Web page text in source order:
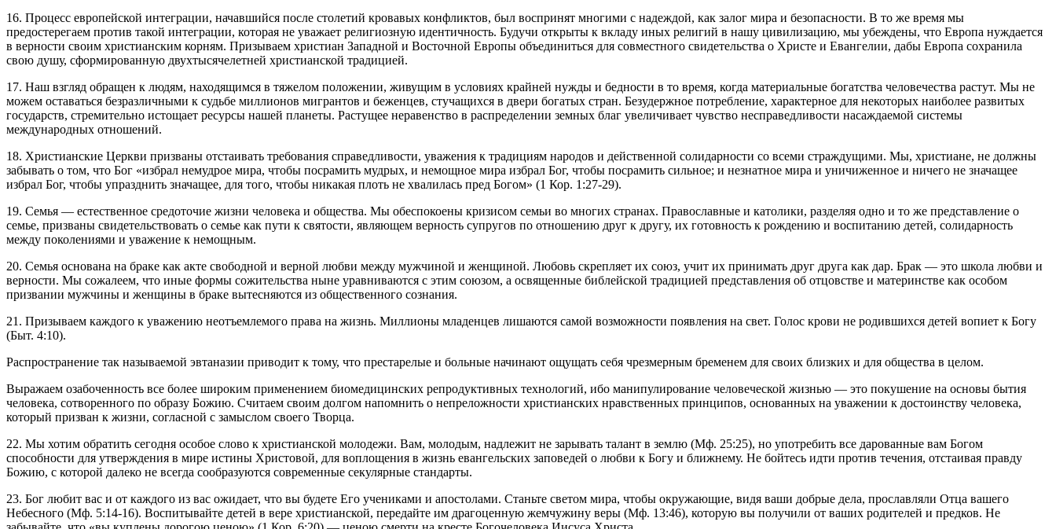
16. Процесс европейской интеграции, начавшийся после столетий кровавых конфликтов, был воспринят многими с надеждой, как залог мира и безопасности. В то же время мы
предостерегаем против такой интеграции, которая не уважает религиозную идентичность. Будучи открыты к вкладу иных религий в нашу цивилизацию, мы убеждены, что Европа нуждается
в верности своим христианским корням. Призываем христиан Западной и Восточной Европы объединиться для совместного свидетельства о Христе и Евангелии, дабы Европа сохранила
свою душу, сформированную двухтысячелетней христианской традицией.
17. Наш взгляд обращен к людям, находящимся в тяжелом положении, живущим в условиях крайней нужды и бедности в то время, когда материальные богатства человечества растут. Мы не
можем оставаться безразличными к судьбе миллионов мигрантов и беженцев, стучащихся в двери богатых стран. Безудержное потребление, характерное для некоторых наиболее развитых
государств, стремительно истощает ресурсы нашей планеты. Растущее неравенство в распределении земных благ увеличивает чувство несправедливости насаждаемой системы
международных отношений.
18. Христианские Церкви призваны отстаивать требования справедливости, уважения к традициям народов и действенной солидарности со всеми страждущими. Мы, христиане, не должны
забывать о том, что Бог «избрал немудрое мира, чтобы посрамить мудрых, и немощное мира избрал Бог, чтобы посрамить сильное; и незнатное мира и уничиженное и ничего не значащее
избрал Бог, чтобы упразднить значащее, для того, чтобы никакая плоть не хвалилась пред Богом» (1 Кор. 1:27-29).
19. Семья — естественное средоточие жизни человека и общества. Мы обеспокоены кризисом семьи во многих странах. Православные и католики, разделяя одно и то же представление о
семье, призваны свидетельствовать о семье как пути к святости, являющем верность супругов по отношению друг к другу, их готовность к рождению и воспитанию детей, солидарность
между поколениями и уважение к немощным.
20. Семья основана на браке как акте свободной и верной любви между мужчиной и женщиной. Любовь скрепляет их союз, учит их принимать друг друга как дар. Брак — это школа любви и
верности. Мы сожалеем, что иные формы сожительства ныне уравниваются с этим союзом, а освященные библейской традицией представления об отцовстве и материнстве как особом
призвании мужчины и женщины в браке вытесняются из общественного сознания.
21. Призываем каждого к уважению неотъемлемого права на жизнь. Миллионы младенцев лишаются самой возможности появления на свет. Голос крови не родившихся детей вопиет к Богу
(Быт. 4:10).
Распространение так называемой эвтаназии приводит к тому, что престарелые и больные начинают ощущать себя чрезмерным бременем для своих близких и для общества в целом.
Выражаем озабоченность все более широким применением биомедицинских репродуктивных технологий, ибо манипулирование человеческой жизнью — это покушение на основы бытия
человека, сотворенного по образу Божию. Считаем своим долгом напомнить о непреложности христианских нравственных принципов, основанных на уважении к достоинству человека,
который призван к жизни, согласной с замыслом своего Творца.
22. Мы хотим обратить сегодня особое слово к христианской молодежи. Вам, молодым, надлежит не зарывать талант в землю (Мф. 25:25), но употребить все дарованные вам Богом
способности для утверждения в мире истины Христовой, для воплощения в жизнь евангельских заповедей о любви к Богу и ближнему. Не бойтесь идти против течения, отстаивая правду
Божию, с которой далеко не всегда сообразуются современные секулярные стандарты.
23. Бог любит вас и от каждого из вас ожидает, что вы будете Его учениками и апостолами. Станьте светом мира, чтобы окружающие, видя ваши добрые дела, прославляли Отца вашего
Небесного (Мф. 5:14-16). Воспитывайте детей в вере христианской, передайте им драгоценную жемчужину веры (Мф. 13:46), которую вы получили от ваших родителей и предков. Не